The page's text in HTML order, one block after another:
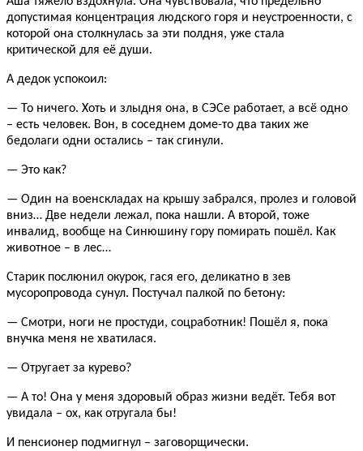
допустимая концентрация людского горя и неустроенности, с
которой она столкнулась за эти полдня, уже стала
критической для её души.
А дедок успокоил:
— То ничего. Хоть и злыдня она, в СЭСе работает, а всё одно
– есть человек. Вон, в соседнем доме-то два таких же
бедолаги одни остались – так сгинули.
— Это как?
— Один на военскладах на крышу забрался, пролез и головой
вниз… Две недели лежал, пока нашли. А второй, тоже
инвалид, вообще на Синюшину гору помирать пошёл. Как
животное – в лес…
Старик послюнил окурок, гася его, деликатно в зев
мусоропровода сунул. Постучал палкой по бетону:
— Смотри, ноги не простуди, соцработник! Пошёл я, пока
внучка меня не хватилася.
— Отругает за курево?
— А то! Она у меня здоровый образ жизни ведёт. Тебя вот
увидала – ох, как отругала бы!
И пенсионер подмигнул – заговорщически.